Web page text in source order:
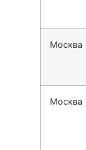
Москва
Москва